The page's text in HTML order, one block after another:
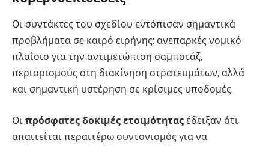
Οι συντάκτες του σχεδίου εντόπισαν σημαντικά
προβλήματα σε καιρό ειρήνης: ανεπαρκές νομικό
πλαίσιο για την αντιμετώπιση σαμποτάζ,
περιορισμούς στη διακίνηση στρατευμάτων, αλλά
και σημαντική υστέρηση σε κρίσιμες υποδομές.
Οι πρόσφατες δοκιμές ετοιμότητας έδειξαν ότι
απαιτείται περαιτέρω συντονισμός για να